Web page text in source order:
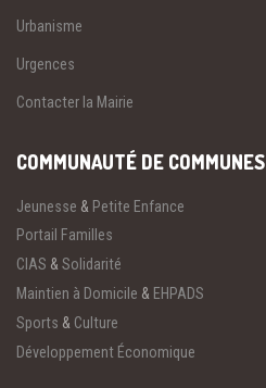
Urbanisme
Urgences
Contacter la Mairie
COMMUNAUTÉ DE COMMUNES
Jeunesse & Petite Enfance
Portail Familles
CIAS & Solidarité
Maintien à Domicile & EHPADS
Sports & Culture
Développement Économique